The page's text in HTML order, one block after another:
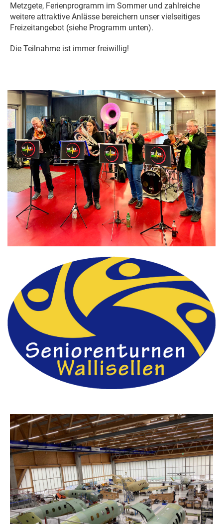
Metzgete, Ferienprogramm im Sommer und zahlreiche
weitere attraktive Anlässe bereichern unser vielseitiges
Freizeitangebot (siehe Programm unten).
Die Teilnahme ist immer freiwillig!